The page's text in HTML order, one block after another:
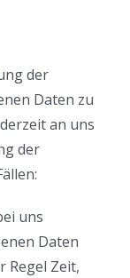
der
Daten zu
an uns
der
uns
Daten
Regel Zeit,